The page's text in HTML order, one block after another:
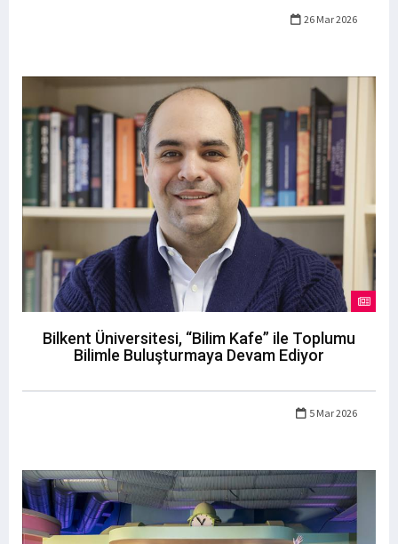
26 Mar 2026
Bilkent Üniversitesi, “Bilim Kafe” ile Toplumu
Bilimle Buluşturmaya Devam Ediyor
5 Mar 2026